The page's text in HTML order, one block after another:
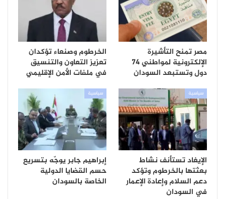
مصر تمنح التأشيرة
الإلكترونية لمواطني 74
دول وتستبعد السودان
الخرطوم وصنعاء تؤكدان
تعزيز التعاون والتنسيق
في ملفات الأمن الإقليمي
سياسية
الإيغاد تستأنف نشاط
بعثتها بالخرطوم وتؤكد
دعم السلام وإعادة الإعمار
في السودان
سياسية
إبراهيم جابر يوجّه بتسريع
حسم القضايا الدولية
الخاصة بالسودان